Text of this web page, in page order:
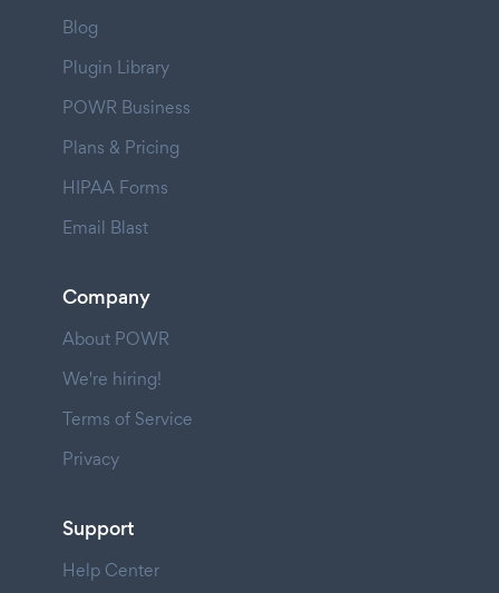
Blog
Plugin Library
POWR Business
Plans & Pricing
HIPAA Forms
Email Blast
Company
About POWR
We're hiring!
Terms of Service
Privacy
Support
Help Center